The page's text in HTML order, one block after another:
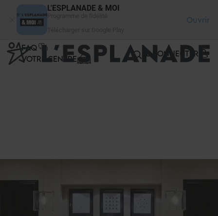
L'ESPLANADE & MOI
Ouvrir
FAQ
VOTRE CENTRE
SE CONNECTER
Panneau de gestion des cookies